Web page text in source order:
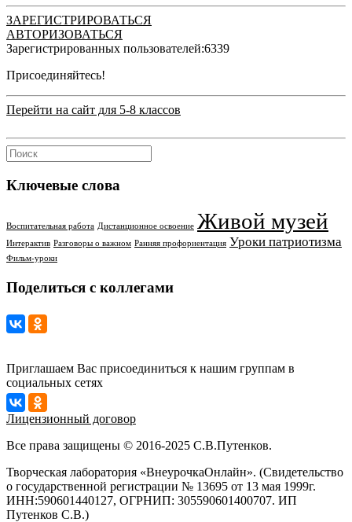
ЗАРЕГИСТРИРОВАТЬСЯ
АВТОРИЗОВАТЬСЯ
Зарегистрированных пользователей:6339
Присоединяйтесь!
Перейти на сайт для 5-8 классов
Ключевые слова
Воспитательная работа Дистанционное освоение Живой музей
Интерактив Разговоры о важном Ранняя профориентация Уроки патриотизма
Фильм-уроки
Поделиться с коллегами
Приглашаем Вас присоединиться к нашим группам в
социальных сетях
Лицензионный договор
Все права защищены © 2016-2025 С.В.Путенков.
Творческая лаборатория «ВнеурочкаОнлайн». (Свидетельство
о государственной регистрации № 13695 от 13 мая 1999г.
ИНН:590601440127, ОГРНИП: 305590601400707. ИП
Путенков С.В.)